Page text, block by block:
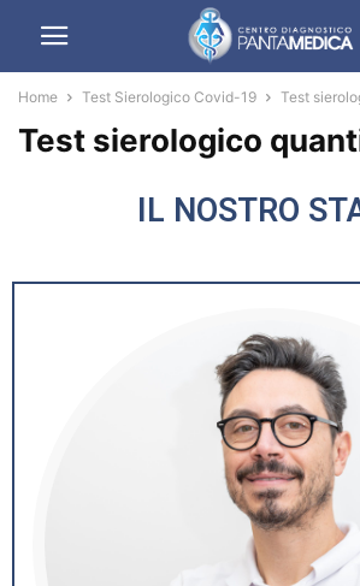
Home Test Sierologico Covid-19 Test
Test sierologico
IL NOSTRO